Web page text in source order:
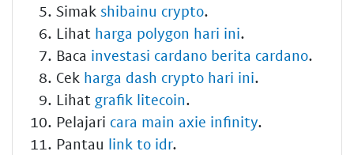
Simak shibainu crypto.
Lihat harga polygon hari ini.
Baca investasi cardano berita cardano.
Cek harga dash crypto hari ini.
Lihat grafik litecoin.
Pelajari cara main axie infinity.
Pantau link to idr.